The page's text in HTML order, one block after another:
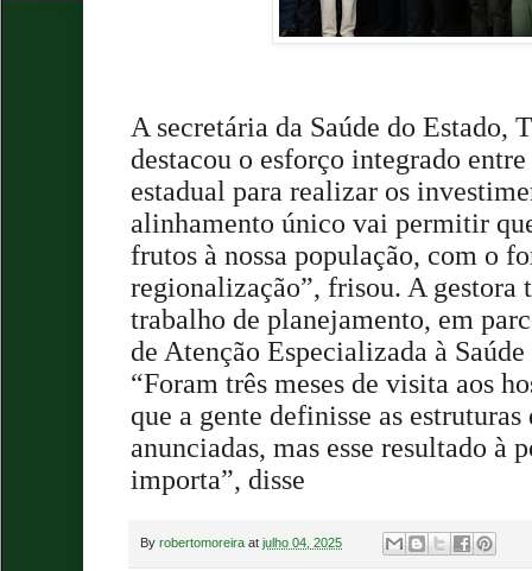
A secretária da Saúde do Estado,
destacou o esforço integrado
estadual para realizar os
alinhamento único vai permitir
frutos à nossa população, com o
regionalização”, frisou. A gestora
trabalho de planejamento, em
de Atenção Especializada à
“Foram três meses de visita aos
que a gente definisse as
anunciadas, mas esse resultado à
importa”, disse
By robertomoreira at julho 04, 2025